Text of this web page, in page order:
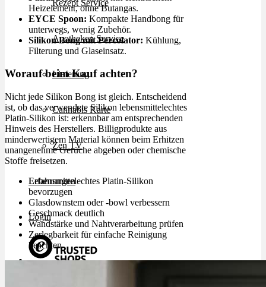
Rezept Service
Apotheken Service
Lieferung
Cannabis Karte
Zen TV
Erfahrungen
Login
Heizelement, ohne Butangas.
EYCE Spoon: Kompakte Handbong für
unterwegs, wenig Zubehör.
Silikon Bong mit Percolator: Kühlung,
Filterung und Glaseinsatz.
Worauf beim Kauf achten?
Nicht jede Silikon Bong ist gleich. Entscheidend
ist, ob das verwendete Silikon lebensmittelechtes
Platin-Silikon ist: erkennbar am entsprechenden
Hinweis des Herstellers. Billigprodukte aus
minderwertigem Material können beim Erhitzen
unangenehme Gerüche abgeben oder chemische
Stoffe freisetzen.
Lebensmittelechtes Platin-Silikon
bevorzugen
Glasdownstem oder -bowl verbessern
Geschmack deutlich
Wandstärke und Nahtverarbeitung prüfen
Zerlegbarkeit für einfache Reinigung
beachten